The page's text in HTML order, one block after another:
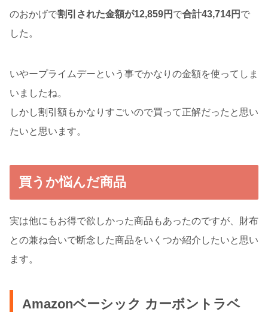
のおかげで割引された金額が12,859円 で合計43,714円 で
した。
いやープライムデーという事でかなりの金額を使ってしま
いましたね。
しかし割引額もかなりすごいので買って正解だったと思い
たいと思います。
買うか悩んだ商品
実は他にもお得で欲しかった商品もあったのですが、財布
との兼ね合いで断念した商品をいくつか紹介したいと思い
ます。
Amazonベーシック カーボントラベ